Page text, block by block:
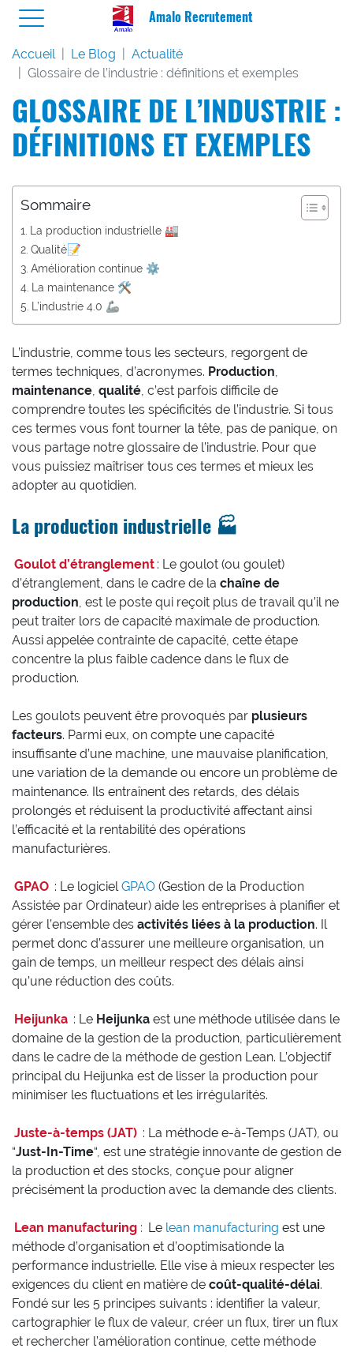
Amalo Recrutement
Accueil Le Blog
Actualité
Glossaire de l’industrie : définitions et exemples
GLOSSAIRE DE L’INDUSTRIE :
DÉFINITIONS ET EXEMPLES
Sommaire
La production industrielle 🏭
Qualité📝
Amélioration continue ⚙️
La maintenance 🛠️
L’industrie 4.0 🦾
L’industrie, comme tous les secteurs, regorgent de
termes techniques, d’acronymes. Production,
maintenance, qualité, c’est parfois difficile de
comprendre toutes les spécificités de l’industrie. Si tous
ces termes vous font tourner la tête, pas de panique, on
vous partage notre glossaire de l’industrie. Pour que
vous puissiez maîtriser tous ces termes et mieux les
adopter au quotidien.
La production industrielle 🏭
Goulot d’étranglement : Le goulot (ou goulet)
d’étranglement, dans le cadre de la chaîne de
production, est le poste qui reçoit plus de travail qu’il ne
peut traiter lors de capacité maximale de production.
Aussi appelée contrainte de capacité, cette étape
concentre la plus faible cadence dans le flux de
production.
Les goulots peuvent être provoqués par plusieurs
facteurs. Parmi eux, on compte une capacité
insuffisante d’une machine, une mauvaise planification,
une variation de la demande ou encore un problème de
maintenance. Ils entraînent des retards, des délais
prolongés et réduisent la productivité affectant ainsi
l’efficacité et la rentabilité des opérations
manufacturières.
GPAO : Le logicielGPAO (Gestion de la Production
Assistée par Ordinateur) aide les entreprises à planifier et
gérer l’ensemble des activités liées à la production. Il
permet donc d’assurer une meilleure organisation, un
gain de temps, un meilleur respect des délais ainsi
qu’une réduction des coûts.
Heijunka : Le Heijunka est une méthode utilisée dans le
domaine de la gestion de la production, particulièrement
dans le cadre de la méthode de gestion Lean. L’objectif
principal du Heijunka est de lisser la production pour
minimiser les fluctuations et les irrégularités.
Juste-à-temps (JAT) : La méthode e-à-Temps (JAT), ou
“Just-In-Time“, est une stratégie innovante de gestion de
la production et des stocks, conçue pour aligner
précisément la production avec la demande des clients.
Lean manufacturing : Le lean manufacturing est une
méthode d’organisation et d’ooptimisationde la
performance industrielle. Elle vise à mieux respecter les
exigences du client en matière de coût-qualité-délai.
Fondé sur les 5 principes suivants : identifier la valeur,
cartographier le flux de valeur, créer un flux, tirer un flux
et rechercher l’amélioration continue, cette méthode